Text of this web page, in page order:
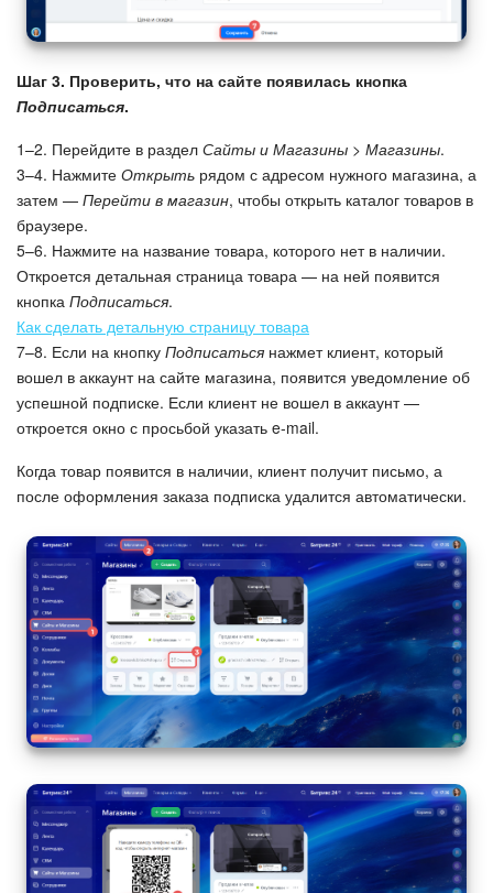
Шаг 3. Проверить, что на сайте появилась кнопка
Подписаться.
1–2. Перейдите в раздел Сайты и Магазины > Магазины.
3–4. Нажмите Открыть рядом с адресом нужного магазина, а
затем — Перейти в магазин, чтобы открыть каталог товаров в
браузере.
5–6. Нажмите на название товара, которого нет в наличии.
Откроется детальная страница товара — на ней появится
кнопка Подписаться.
Как сделать детальную страницу товара
7–8. Если на кнопку Подписаться нажмет клиент, который
вошел в аккаунт на сайте магазина, появится уведомление об
успешной подписке. Если клиент не вошел в аккаунт —
откроется окно с просьбой указать e-mail.
Когда товар появится в наличии, клиент получит письмо, а
после оформления заказа подписка удалится автоматически.